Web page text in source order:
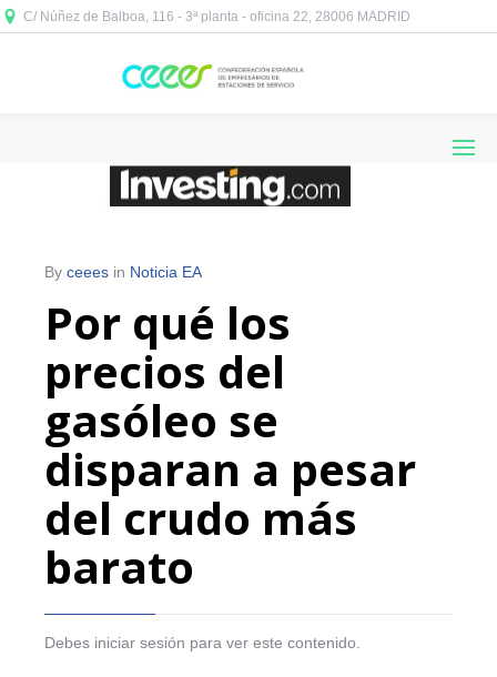
C/ Núñez de Balboa, 116 - 3ª planta - oficina 22, 28006 MADRID
By ceees in Noticia EA
Por qué los
precios del
gasóleo se
disparan a pesar
del crudo más
barato
Debes iniciar sesión para ver este contenido.